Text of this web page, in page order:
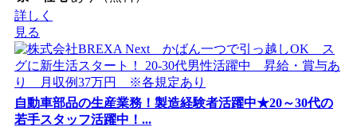
詳しく
見る
自動車部品の生産業務！製造経験者活躍中★20～30代の
若手スタッフ活躍中！...